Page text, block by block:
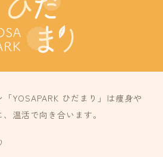
YOSAPARK ひだまり」は痩身や
温活で向き合います。